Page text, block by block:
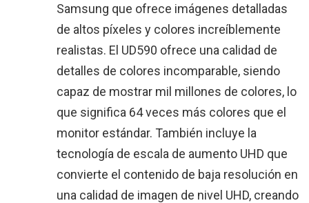
Samsung que ofrece imágenes detalladas
de altos píxeles y colores increíblemente
realistas. El UD590 ofrece una calidad de
detalles de colores incomparable, siendo
capaz de mostrar mil millones de colores, lo
que significa 64 veces más colores que el
monitor estándar. También incluye la
tecnología de escala de aumento UHD que
convierte el contenido de baja resolución en
una calidad de imagen de nivel UHD, creando